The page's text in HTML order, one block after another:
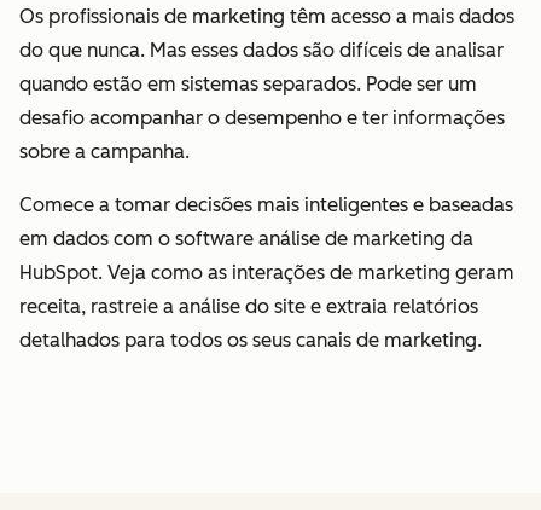
Os profissionais de marketing têm acesso a mais dados
do que nunca. Mas esses dados são difíceis de analisar
quando estão em sistemas separados. Pode ser um
desafio acompanhar o desempenho e ter informações
sobre a campanha.
Comece a tomar decisões mais inteligentes e baseadas
em dados com o software análise de marketing da
HubSpot. Veja como as interações de marketing geram
receita, rastreie a análise do site e extraia relatórios
detalhados para todos os seus canais de marketing.